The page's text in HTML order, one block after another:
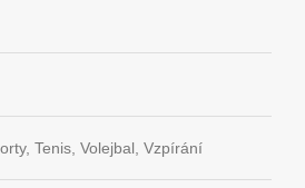
Tenis, Volejbal, Vzpírání